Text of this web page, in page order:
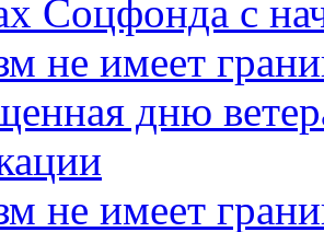
Соцфонда с
не имеет
дню
не имеет